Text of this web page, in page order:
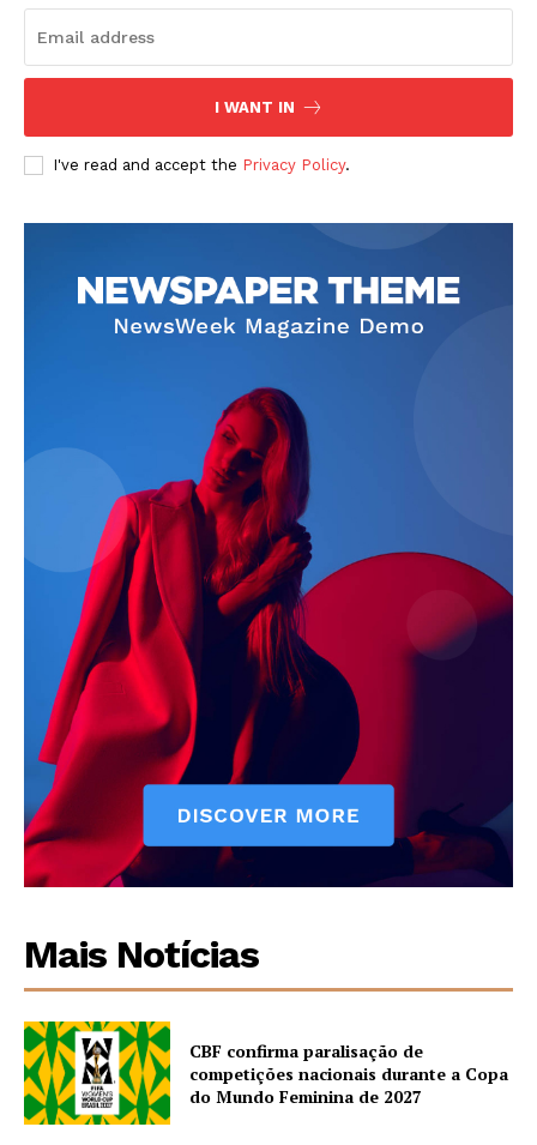
I WANT IN
I've read and accept the Privacy Policy.
Mais Notícias
CBF confirma paralisação de
competições nacionais durante a Copa
do Mundo Feminina de 2027